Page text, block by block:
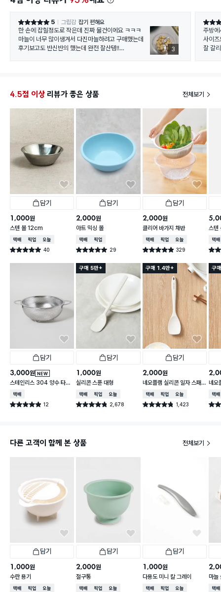
별점 5점 5 그립감 잡기 편해요
한 손에 잡힐정도로 작은데 진짜 물건이에요 ㅋㅋㅋ
마늘이 너무 많이생겨서 다진마늘하려고 구매했는데
후기보고도 반신반의 했는데 완전 잘산템!!
3천원에 이정도 가성비? 전 한 번 써봤지만 진짜 좋아
3분의 2정도 채우면 그나마 잘게 다져지고
꽉꽉 채워서 다지면 어느정도 큰 모양으로 다져집니다!
다지기는 난생처음 써보는데 조금 더 큰 용량 있으면 구
매의사 있습니당ㅋㅋㅋ
3
별점 5
주방에
사이즈
잘 갈
4.5점 이상 리뷰가 좋은 상품 전체보기
담기
1,000원
스텐 볼 12cm
택배배송매장픽업오늘배송
별점 5.0점 40
건 작성
담기
2,000원
아트 믹싱 볼
택배배송매장픽업
별점 5.0점 29
건 작성
담기
2,000원
클리어 바가지 채반
택배배송매장픽업오늘배송
별점 4.9점 329
건 작성
스텐
택배
별점
담기
NEW
3,000원
스테인리스 304 양수 타공
채반 19 cm
택배배송
별점 4.9점 12
건 작성
구매 5만+
담기
1,000원
실리콘 스푼 대형
택배배송매장픽업오늘배송
별점 4.8점 2,678
건 작성
구매 1.4만+
담기
2,000원
네오플램 실리콘 일자 스패
츌러
택배배송매장픽업오늘배송
별점 4.8점 1,423
건 작성
구
네오
택배
별점
다른 고객이 함께 본 상품 전체보기
담기
1,000원
수란 용기
택배배송매장픽업오늘배송
담기
2,000원
절구통
택배배송매장픽업오늘배송
담기
1,000원
다용도 미니 칼 그레이
택배배송매장픽업오늘배송
마늘
택배